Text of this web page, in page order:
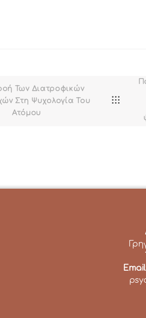
Των Διατροφικών
Στη Ψυχολογία Του
Ατόμου
Email